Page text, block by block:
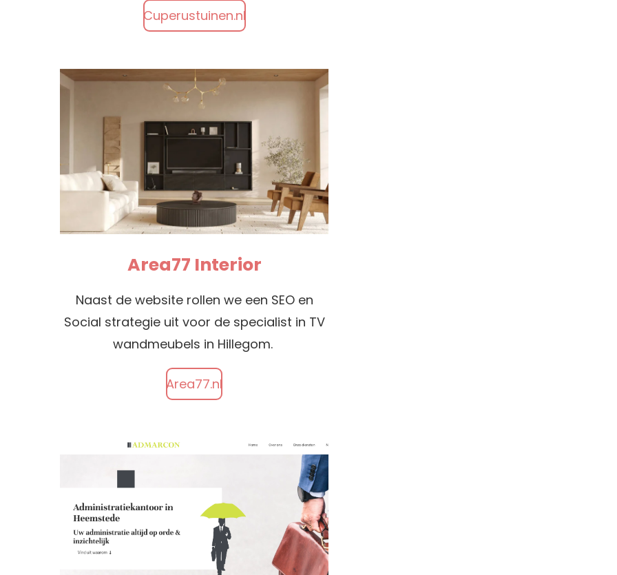
Cuperustuinen.nl
Area77 Interior
Naast de website rollen we een SEO en
Social strategie uit voor de specialist in TV
wandmeubels in Hillegom.
Area77.nl